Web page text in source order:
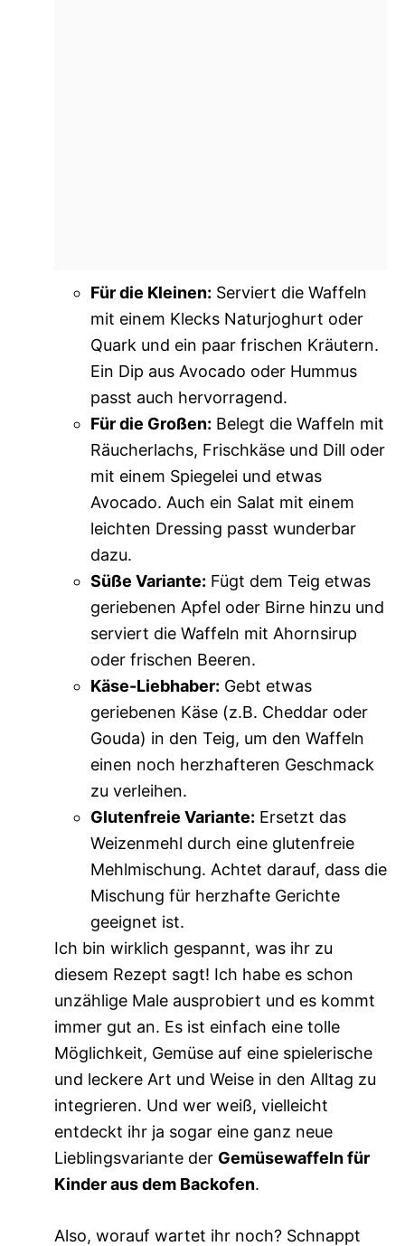
Für die Kleinen: Serviert die Waffeln
mit einem Klecks Naturjoghurt oder
Quark und ein paar frischen Kräutern.
Ein Dip aus Avocado oder Hummus
passt auch hervorragend.
Für die Großen: Belegt die Waffeln mit
Räucherlachs, Frischkäse und Dill oder
mit einem Spiegelei und etwas
Avocado. Auch ein Salat mit einem
leichten Dressing passt wunderbar
dazu.
Süße Variante: Fügt dem Teig etwas
geriebenen Apfel oder Birne hinzu und
serviert die Waffeln mit Ahornsirup
oder frischen Beeren.
Käse-Liebhaber: Gebt etwas
geriebenen Käse (z.B. Cheddar oder
Gouda) in den Teig, um den Waffeln
einen noch herzhafteren Geschmack
zu verleihen.
Glutenfreie Variante: Ersetzt das
Weizenmehl durch eine glutenfreie
Mehlmischung. Achtet darauf, dass die
Mischung für herzhafte Gerichte
geeignet ist.
Ich bin wirklich gespannt, was ihr zu
diesem Rezept sagt! Ich habe es schon
unzählige Male ausprobiert und es kommt
immer gut an. Es ist einfach eine tolle
Möglichkeit, Gemüse auf eine spielerische
und leckere Art und Weise in den Alltag zu
integrieren. Und wer weiß, vielleicht
entdeckt ihr ja sogar eine ganz neue
Lieblingsvariante der Gemüsewaffeln für
Kinder aus dem Backofen.
Also, worauf wartet ihr noch? Schnappt